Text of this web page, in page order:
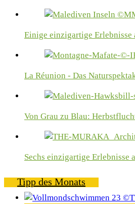
Einige einzigartige
La Réunion - Das
Von Grau zu Blau:
Sechs einzigartige Erlebnisse
Tipp des Monats